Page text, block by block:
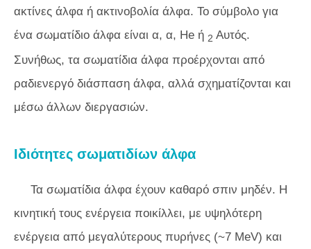
ακτίνες άλφα ή ακτινοβολία άλφα. Το σύμβολο για
ένα σωματίδιο άλφα είναι α, α, He ή 2 Αυτός.
Συνήθως, τα σωματίδια άλφα προέρχονται από
ραδιενεργό διάσπαση άλφα, αλλά σχηματίζονται και
μέσω άλλων διεργασιών.
Ιδιότητες σωματιδίων άλφα
Τα σωματίδια άλφα έχουν καθαρό σπιν μηδέν. Η
κινητική τους ενέργεια ποικίλλει, με υψηλότερη
ενέργεια από μεγαλύτερους πυρήνες (~7 MeV) και